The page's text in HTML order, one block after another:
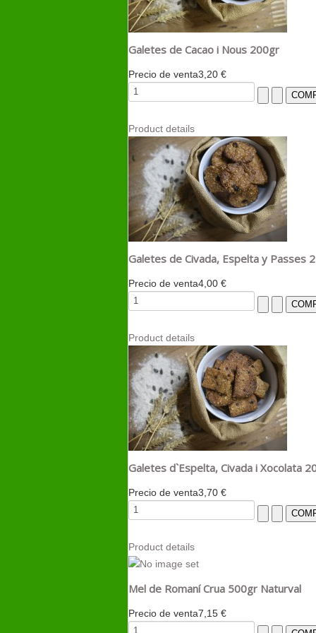
Galetes de Cacao i Nous 200gr
Precio de venta3,20 €
Product details
Galetes de Civada, Espelta y Passes
Precio de venta4,00 €
Product details
Galetes d`Espelta, Civada i Xocolata
Precio de venta3,70 €
Product details
Mel de Romaní Crua 500gr Naturval
Precio de venta7,15 €